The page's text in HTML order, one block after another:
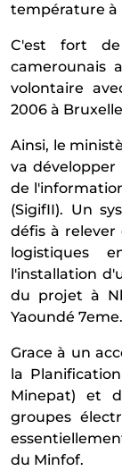
température à
C'est fort
camerounais
volontaire
2006 à
Ainsi, le ministè
va développer
de
(SigifII). Un
défis à relever
logistiques
l'installation
du projet à
Yaoundé 7eme.
Graceà un
la
Minepat) et
groupes é
du Minfof.